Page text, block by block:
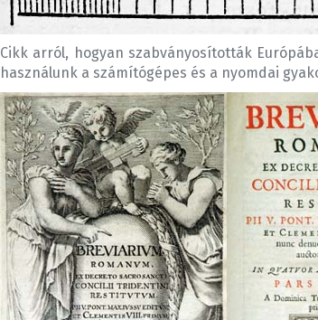
Cikk arról, hogyan szabványosították
használunk a számítógépes és a nyomdai